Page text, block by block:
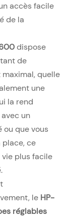
accès facile
de la
dispose
de
quelle
une
la rend
un
ou que vous
place, ce
vie plus facile
le HP-
réglables